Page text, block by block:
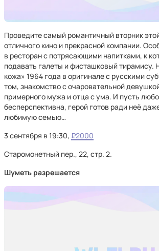
Проведите самый романтичный вторник
отличного кино и прекрасной компании.
в ресторан с потрясающими напитками, к
подавать галеты и фисташковый тирамису.
кожа» 1964 года в оригинале с русскими
том, знакомство с очаровательной
примерного мужа и отца с ума. И пусть
бесперспективна, герой готов ради неё
любимую семью…
3 сентября в 19:30, ₽2000
Старомонетный пер., 22, стр. 2.
Шуметь разрешается